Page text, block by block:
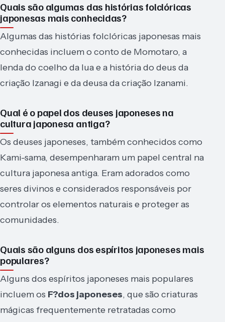
Quais são algumas das histórias folclóricas
japonesas mais conhecidas?
Algumas das histórias folclóricas japonesas mais
conhecidas incluem o conto de Momotaro, a
lenda do coelho da lua e a história do deus da
criação Izanagi e da deusa da criação Izanami.
Qual é o papel dos deuses japoneses na
cultura japonesa antiga?
Os deuses japoneses, também conhecidos como
Kami-sama, desempenharam um papel central na
cultura japonesa antiga. Eram adorados como
seres divinos e considerados responsáveis por
controlar os elementos naturais e proteger as
comunidades.
Quais são alguns dos espíritos japoneses mais
populares?
Alguns dos espíritos japoneses mais populares
incluem os F?dos japoneses, que são criaturas
mágicas frequentemente retratadas como